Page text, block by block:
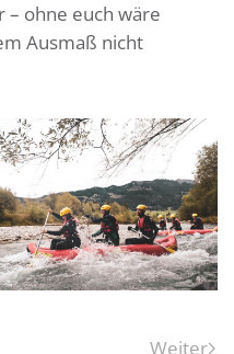
ohne euch wäre
Ausmaß nicht
Weiter